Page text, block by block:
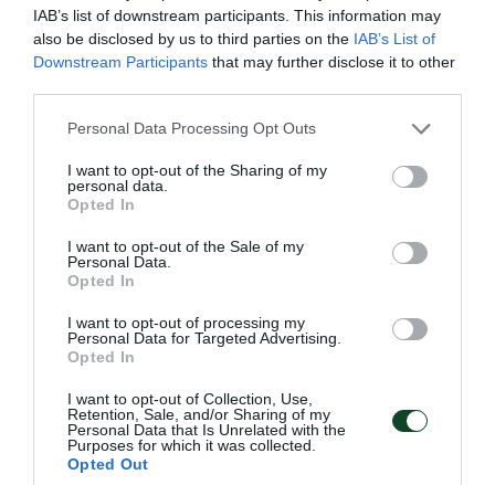
IAB’s list of downstream participants. This information may
also be disclosed by us to third parties on the IAB’s List of
Downstream Participants that may further disclose it to other
Please note that this website/app uses one or more Google
not limited to your visit or usage behaviour. You may click to
grant or deny consent to Google and its third-party tags to
use your data for below specified purposes in below Google
consent section.
Personal Data Processing Opt Outs
I want to opt-out of the Sharing of my
personal data.
Opted In
I want to opt-out of the Sale of my
Personal Data.
Opted In
I want to opt-out of processing my
Personal Data for Targeted Advertising.
Opted In
I want to opt-out of Collection, Use,
Retention, Sale, and/or Sharing of my
Personal Data that Is Unrelated with the
Purposes for which it was collected.
Opted Out
Φιλική ισοπαλία με διπλή
«πράσινη» συμμετοχή
Η Εθνική ομάδα βόλεϊ γυναικών αναδείχθηκε ισόπαλη με
την αντίστοιχη της Σουηδία σε φιλική αναμέτρηση που
συμμετείχαν δύο παίκτριες του Παναθηναϊκού.
05.08.2026 ΒΟΛΕΪ ΓΥΝΑΙΚΩΝ